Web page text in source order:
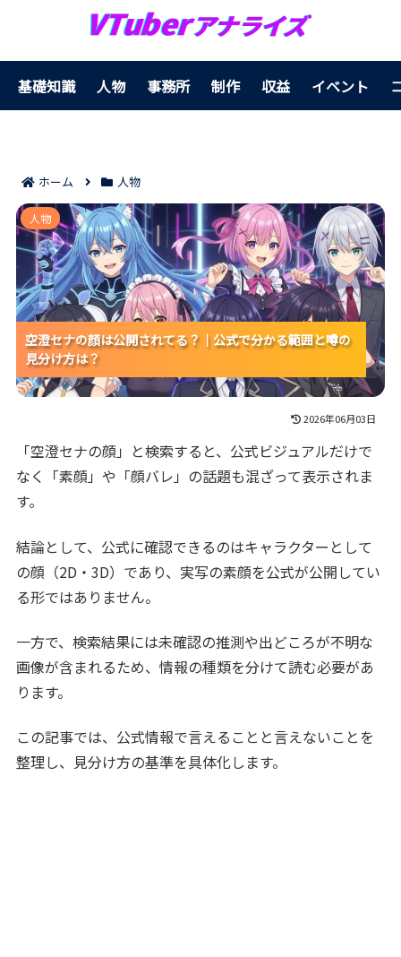
基礎知識 人物 事務所 制作 収益 イベント
ホーム 人物
空澄セナの顔は公開されてる？｜公式で分かる範囲と
噂の見分け方は？
空澄セナの顔は公開されてる？｜公式で分かる範囲と噂の
見分け方は？
空澄セナの顔は公開されてる？｜公式で分かる範囲と噂の
見分け方は？
空澄セナの顔は公開されてる？｜公式で分かる範囲と噂の
見分け方は？
人物
2026年06月03日
「空澄セナの顔」と検索すると、公式ビジュアルだけで
なく「素顔」や「顔バレ」の話題も混ざって表示されま
す。
結論として、公式に確認できるのはキャラクターとして
の顔（2D・3D）であり、実写の素顔を公式が公開してい
る形ではありません。
一方で、検索結果には未確認の推測や出どころが不明な
画像が含まれるため、情報の種類を分けて読む必要があ
ります。
この記事では、公式情報で言えることと言えないことを
整理し、見分け方の基準を具体化します。